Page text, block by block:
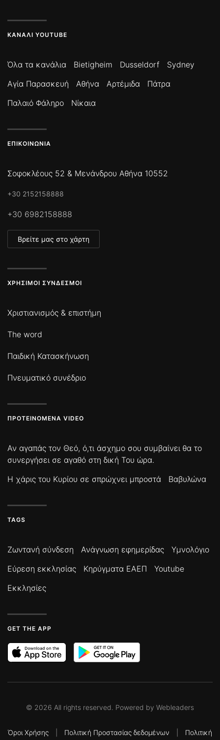
ΚΑΝΆΛΙ YOUTUBE
Όλα τα κανάλια Bietigheim Dusseldorf
Sydney
Αγία Παρασκευή
Αθήνα Αρτέμιδα
Πάτρα
Παλαιό Φάληρο
Νίκαια
ΕΠΙΚΟΙΝΩΝΊΑ
Σοφοκλέους 52 & Μενάνδρου Αθήνα 10552
+30 2152158888
+30 6982158888
Βρείτε μας στο χάρτη
ΧΡΉΣΙΜΟΙ ΣΎΝΔΕΣΜΟΙ
Χριστιανισμός & επιστήμη
The word
Παιδική Κατασκήνωση
Πνευματικό συνέδριο
ΠΡΟΤΕΙΝΌΜΕΝΑ VIDEO
Αν αγαπάς τον Θεό, ό,τι άσχημο σου συμβαίνει θα το
συνεργήσει σε αγαθό στη δική Του ώρα.
Η χάρις του Κυρίου σε σπρώχνει μπροστά
Βαβυλώνα
TAGS
Ζωντανή σύνδεση Ανάγνωση εφημερίδας
Υμνολόγιο
Εύρεση εκκλησίας
Κηρύγματα ΕΑΕΠ
Youtube
Εκκλησίες
GET THE APP
© 2026 All rights reserved. Powered by Webleaders
Όροι Χρήσης Πολιτική Προστασίας δεδομένων
Πολιτική